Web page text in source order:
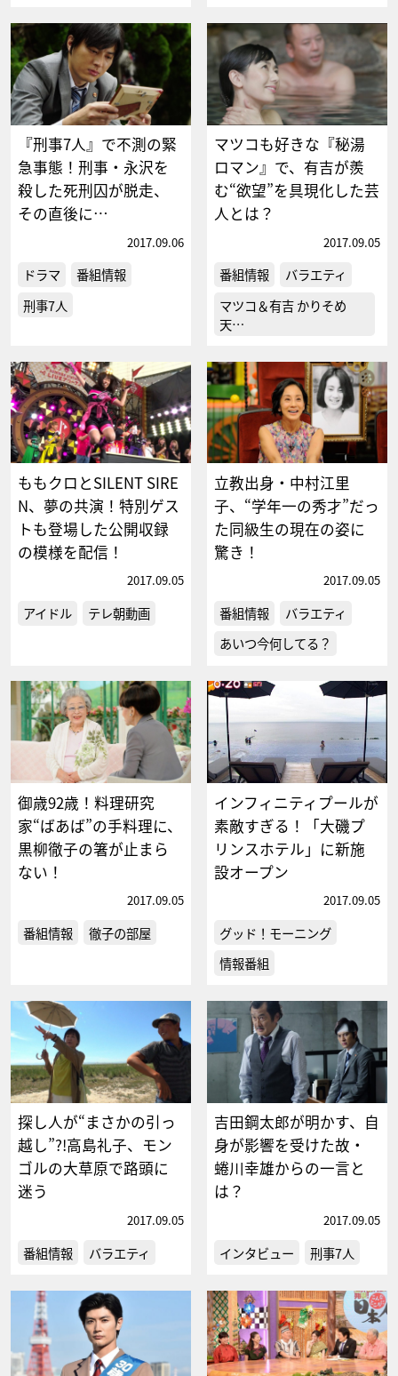
『刑事7人』で不測の緊
急事態！刑事・永沢を
殺した死刑囚が脱走、
その直後に…
2017.09.06
ドラマ
番組情報
刑事7人
マツコも好きな『秘湯
ロマン』で、有吉が羨
む“欲望”を具現化した芸
人とは？
2017.09.05
番組情報
バラエティ
マツコ＆有吉 かりそめ
天…
ももクロとSILENT SIRE
N、夢の共演！特別ゲス
トも登場した公開収録
の模様を配信！
2017.09.05
アイドル テレ朝動画
立教出身・中村江里
子、“学年一の秀才”だっ
た同級生の現在の姿に
驚き！
2017.09.05
番組情報
バラエティ
あいつ今何してる？
御歳92歳！料理研究
家“ばあば”の手料理に、
黒柳徹子の箸が止まら
ない！
2017.09.05
番組情報 徹子の部屋
インフィニティプールが
素敵すぎる！「大磯プ
リンスホテル」に新施
設オープン
2017.09.05
グッド！モーニング
情報番組
探し人が“まさかの引っ
越し”?!高島礼子、モン
ゴルの大草原で路頭に
迷う
2017.09.05
番組情報 バラエティ
吉田鋼太郎が明かす、自
身が影響を受けた故・
蜷川幸雄からの一言と
は？
2017.09.05
インタビュー 刑事7人